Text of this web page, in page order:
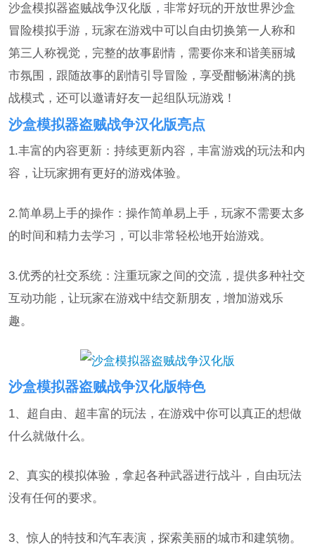
沙盒模拟器盗贼战争汉化版，非常好玩的开放世界沙盒
冒险模拟手游，玩家在游戏中可以自由切换第一人称和
第三人称视觉，完整的故事剧情，需要你来和谐美丽城
市氛围，跟随故事的剧情引导冒险，享受酣畅淋漓的挑
战模式，还可以邀请好友一起组队玩游戏！
沙盒模拟器盗贼战争汉化版亮点
1.丰富的内容更新：持续更新内容，丰富游戏的玩法和内
容，让玩家拥有更好的游戏体验。
2.简单易上手的操作：操作简单易上手，玩家不需要太多
的时间和精力去学习，可以非常轻松地开始游戏。
3.优秀的社交系统：注重玩家之间的交流，提供多种社交
互动功能，让玩家在游戏中结交新朋友，增加游戏乐
趣。
沙盒模拟器盗贼战争汉化版特色
1、超自由、超丰富的玩法，在游戏中你可以真正的想做
什么就做什么。
2、真实的模拟体验，拿起各种武器进行战斗，自由玩法
没有任何的要求。
3、惊人的特技和汽车表演，探索美丽的城市和建筑物。